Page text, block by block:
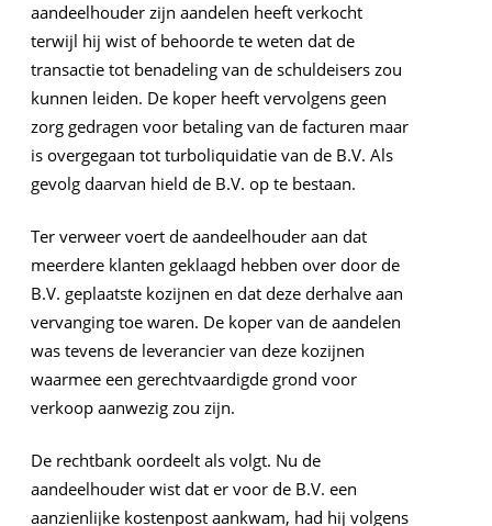
aandeelhouder zijn aandelen heeft verkocht
terwijl hij wist of behoorde te weten dat de
transactie tot benadeling van de schuldeisers zou
kunnen leiden. De koper heeft vervolgens geen
zorg gedragen voor betaling van de facturen maar
is overgegaan tot turboliquidatie van de B.V. Als
gevolg daarvan hield de B.V. op te bestaan.
Ter verweer voert de aandeelhouder aan dat
meerdere klanten geklaagd hebben over door de
B.V. geplaatste kozijnen en dat deze derhalve aan
vervanging toe waren. De koper van de aandelen
was tevens de leverancier van deze kozijnen
waarmee een gerechtvaardigde grond voor
verkoop aanwezig zou zijn.
De rechtbank oordeelt als volgt. Nu de
aandeelhouder wist dat er voor de B.V. een
aanzienlijke kostenpost aankwam, had hij volgens